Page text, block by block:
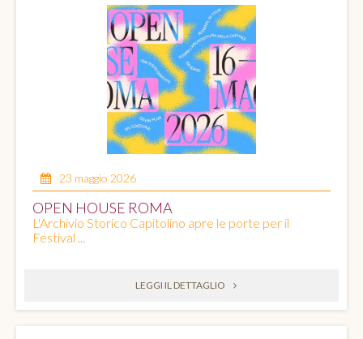
23 maggio 2026
OPEN HOUSE ROMA
L'Archivio Storico Capitolino apre le porte per il
Festival ...
LEGGI IL DETTAGLIO